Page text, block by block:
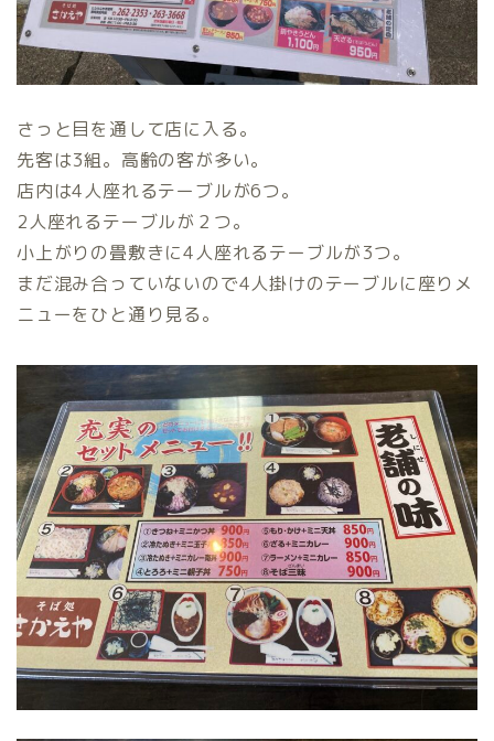
さっと目を通して店に入る。
先客は3組。高齢の客が多い。
店内は4人座れるテーブルが6つ。
2人座れるテーブルが２つ。
小上がりの畳敷きに4人座れるテーブルが3つ。
まだ混み合っていないので4人掛けのテーブルに座りメ
ニューをひと通り見る。